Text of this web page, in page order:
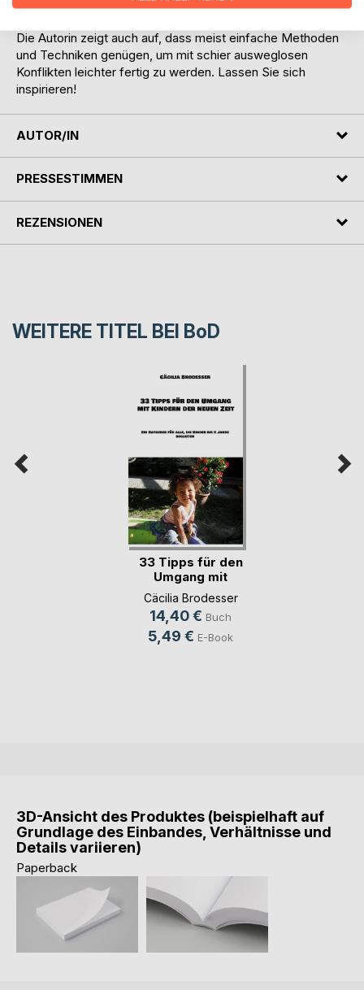
können. Dieser Ratgeber soll unter anderem auch dazu
Die Autorin zeigt auch auf, dass meist einfache Methoden
und Techniken genügen, um mit schier ausweglosen
Konflikten leichter fertig zu werden. Lassen Sie sich
inspirieren!
AUTOR/IN
PRESSESTIMMEN
REZENSIONEN
WEITERE TITEL BEI BoD
33 Tipps für den
Umgang mit
Kinder(...)
Cäcilia Brodesser
14,40 € Buch
5,49 € E-Book
3D-Ansicht des Produktes (beispielhaft auf
Grundlage des Einbandes, Verhältnisse und
Details variieren)
Paperback